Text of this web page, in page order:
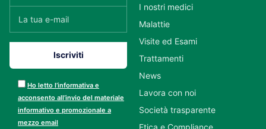
Ho letto l’informativa e
acconsento all’invio del materiale
informativo e promozionale a
mezzo email
I nostri medici
Malattie
Visite ed Esami
Trattamenti
News
Lavora con noi
Società trasparente
Etica e Compliance